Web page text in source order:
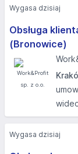
Obsługa
(Bronowice)
Wygasa dzisiaj
Wygasa dzisiaj